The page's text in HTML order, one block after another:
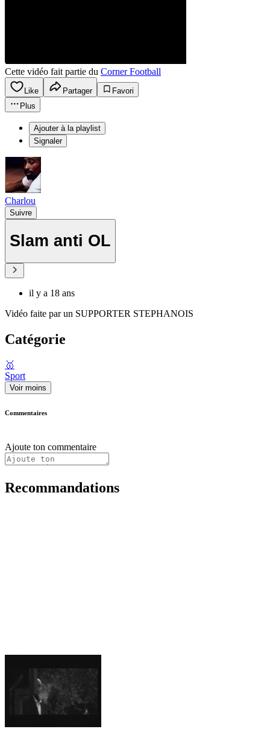
Cette vidéo fait partie du Corner Football
Like Partager
Favori
Plus
Ajouter à la playlist
Signaler
Charlou
Suivre
Slam anti OL
il y a 18 ans
Vidéo faite par un SUPPORTER STEPHANOIS
Catégorie
🥇
Sport
Voir moins
Commentaires
Ajoute ton commentaire
Recommandations